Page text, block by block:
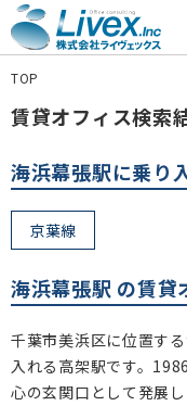
TOP
賃貸オフィス検索
海浜幕張駅に乗り
京葉線
海浜幕張駅 の賃貸
千葉市美浜区に位置す
入れる高架駅です。
心の玄関口として発展